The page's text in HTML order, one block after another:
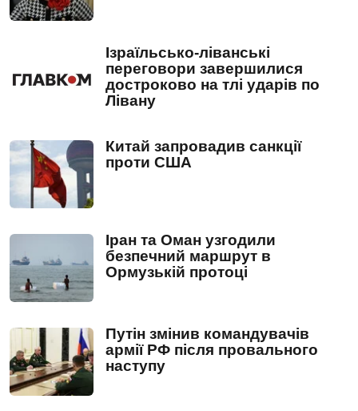
Ізраїльсько-ліванські
переговори завершилися
достроково на тлі ударів по
Лівану
Китай запровадив санкції
проти США
Іран та Оман узгодили
безпечний маршрут в
Ормузькій протоці
Путін змінив командувачів
армії РФ після провального
наступу